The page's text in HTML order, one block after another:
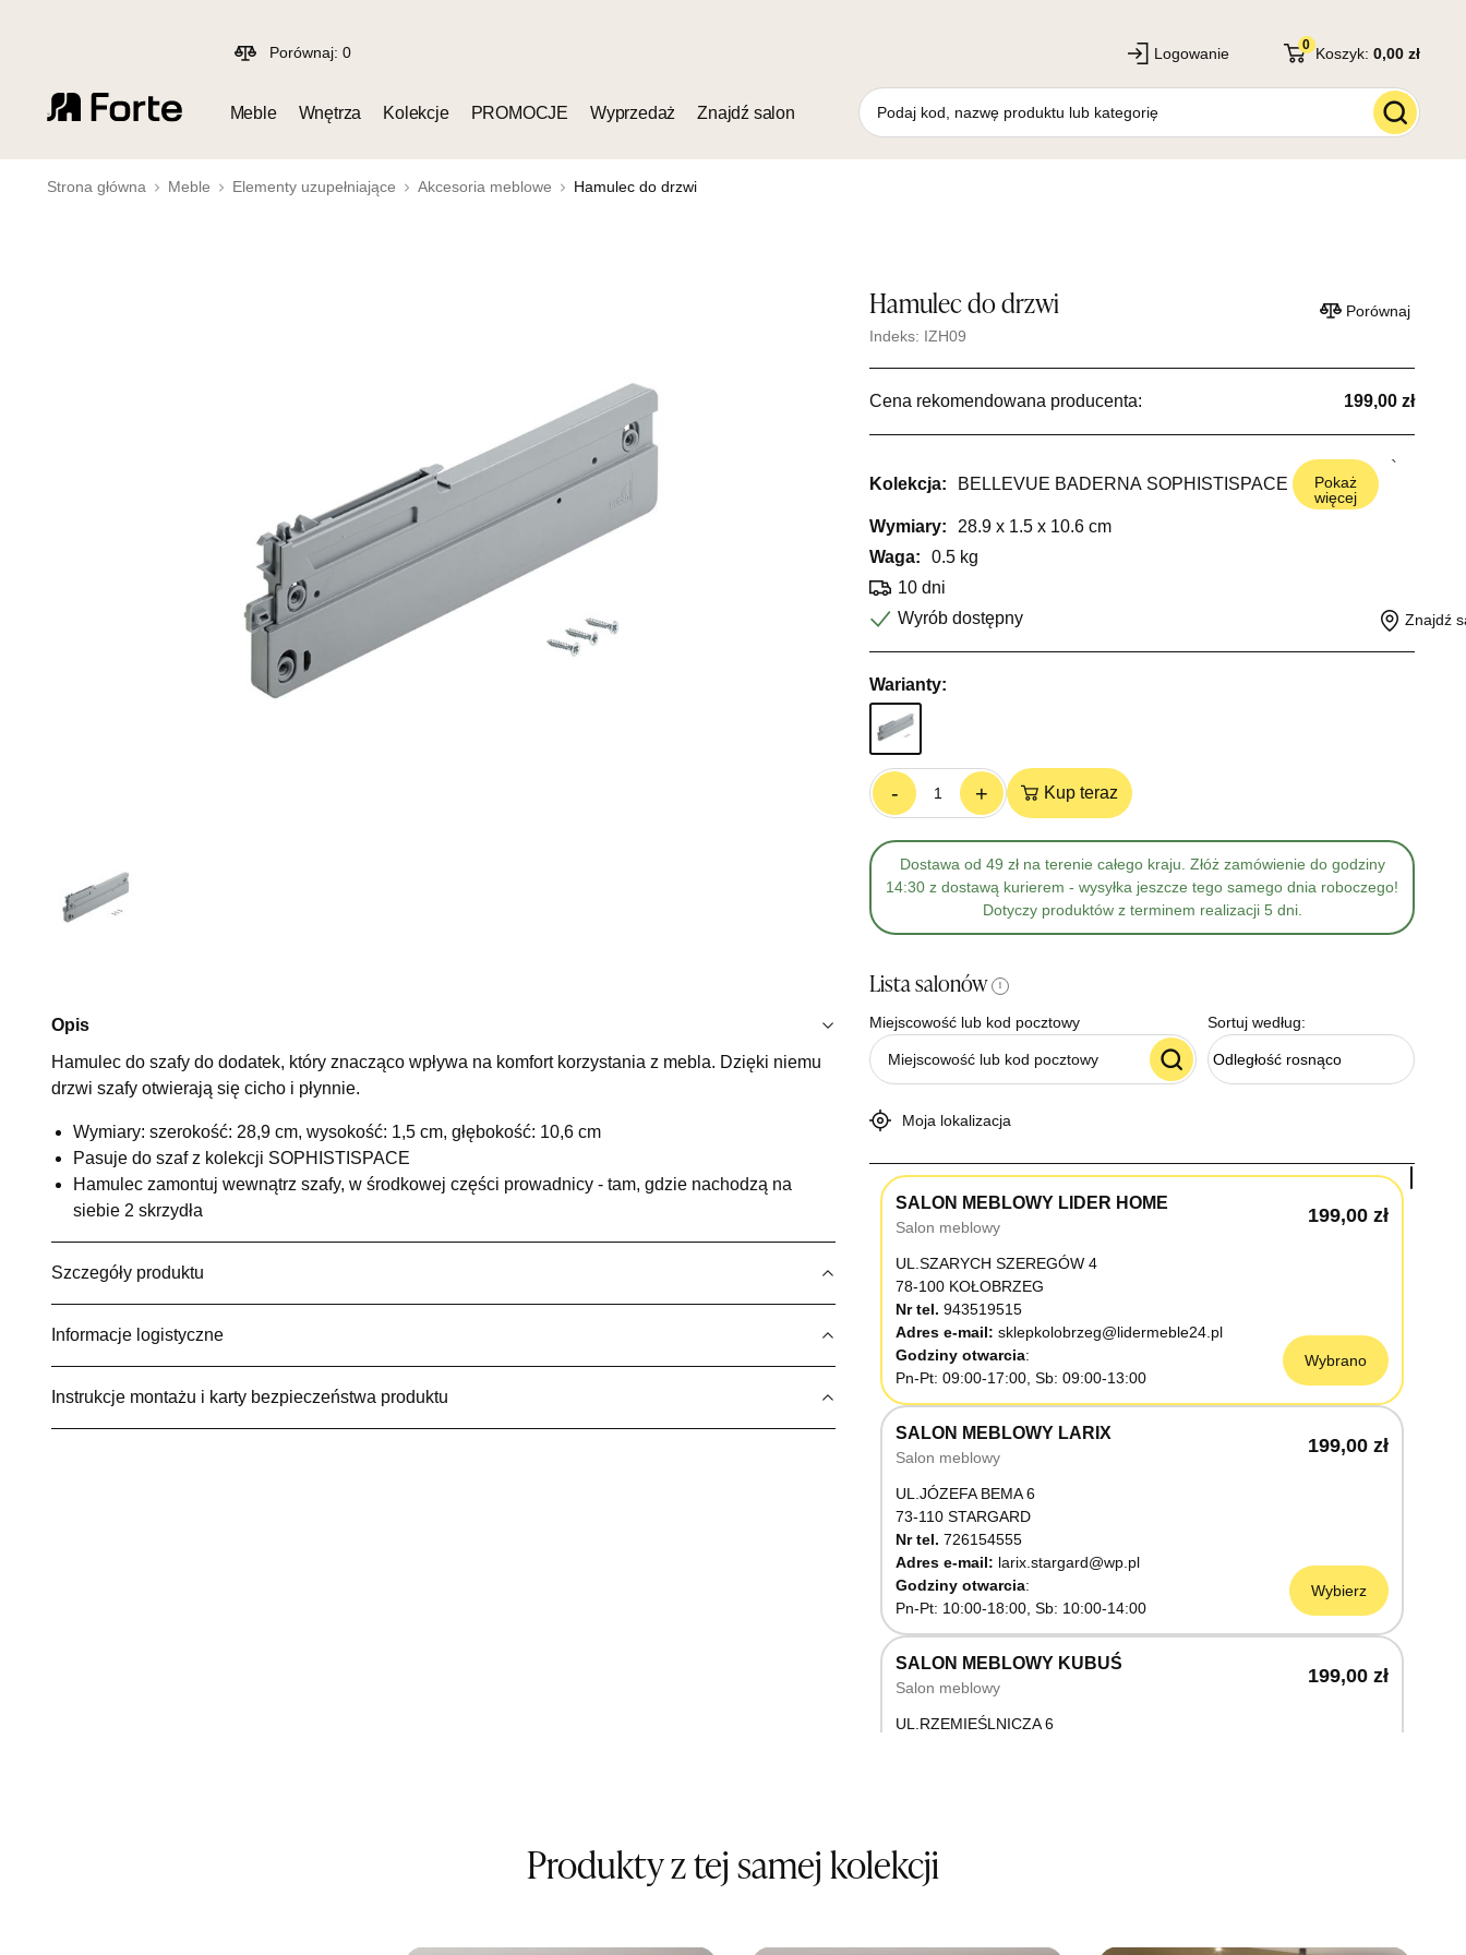
Porównaj: 0
Meble Wnętrza Kolekcje PROMOCJE Wyprzedaż Znajdź salon
Logowanie 0 Koszyk: 0,00 zł
Strona główna Meble Elementy uzupełniające Akcesoria meblowe Hamulec do drzwi
Opis
Hamulec do szafy do dodatek, który znacząco wpływa na komfort korzystania z mebla. Dzięki niemu
drzwi szafy otwierają się cicho i płynnie.
Wymiary: szerokość: 28,9 cm, wysokość: 1,5 cm, głębokość: 10,6 cm
Pasuje do szaf z kolekcji SOPHISTISPACE
Hamulec zamontuj wewnątrz szafy, w środkowej części prowadnicy - tam, gdzie nachodzą na
siebie 2 skrzydła
Szczegóły produktu
Informacje logistyczne
Instrukcje montażu i karty bezpieczeństwa produktu
Hamulec do drzwi
Indeks: IZH09
Porównaj
Cena rekomendowana producenta: 199,00 zł
Kolekcja: BELLEVUE BADERNA SOPHISTISPACE
Pokaż
więcej
Wymiary:
28.9 x 1.5 x 10.6 cm
Waga:
0.5 kg
10 dni
Wyrób dostępny
Znajdź
Warianty:
- + Kup teraz
Dostawa od 49 zł na terenie całego kraju. Złóż zamówienie do godziny
14:30 z dostawą kurierem - wysyłka jeszcze tego samego dnia roboczego!
Dotyczy produktów z terminem realizacji 5 dni.
Lista salonów i
Miejscowość lub kod pocztowy
Moja lokalizacja
Sortuj według:
Odległość rosnąco
SALON MEBLOWY LIDER HOME
Salon meblowy
UL.SZARYCH SZEREGÓW 4
78-100 KOŁOBRZEG
Nr tel. 943519515
Adres e-mail: sklepkolobrzeg@lidermeble24.pl
Godziny otwarcia
Pn-Pt: 09:00-17:00, Sb: 09:00-13:00
199,00 zł
Wybrano
SALON MEBLOWY LARIX
Salon meblowy
UL.JÓZEFA BEMA 6
73-110 STARGARD
Nr tel. 726154555
Adres e-mail: larix.stargard@wp.pl
Godziny otwarcia
Pn-Pt: 10:00-18:00, Sb: 10:00-14:00
199,00 zł
Wybierz
SALON MEBLOWY KUBUŚ
Salon meblowy
UL.RZEMIEŚLNICZA 6
199,00 zł
SALON MEBLOWY M JAK MEBLE
Produkty z tej samej kolekcji